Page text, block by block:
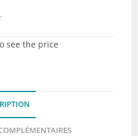
see the price